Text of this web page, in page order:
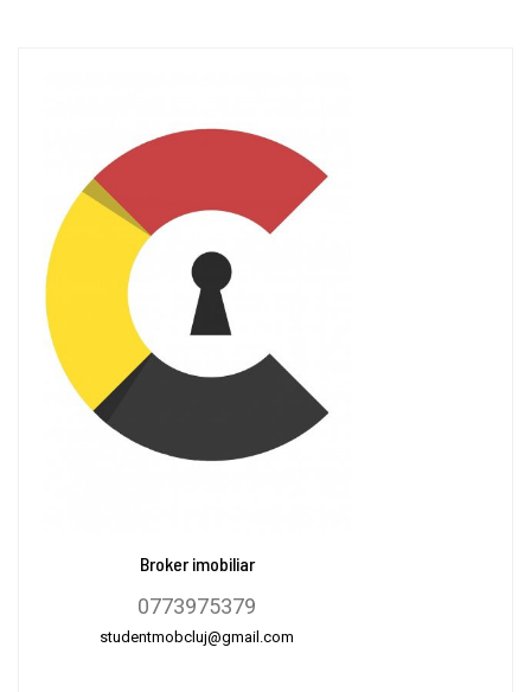
Broker imobiliar
0773975379
studentmobcluj@gmail.com